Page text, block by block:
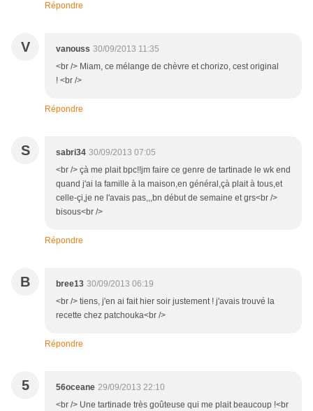
Répondre
V vanouss 30/09/2013 11:35
<br /> Miam, ce mélange de chèvre et chorizo, cest original
! <br />
Répondre
S sabri34 30/09/2013 07:05
<br /> çà me plait bpc!!jm faire ce genre de tartinade le wk end
quand j'ai la famille à la maison,en général,çà plait à tous,et
celle-çi,je ne l'avais pas,,,bn début de semaine et grs<br />
bisous<br />
Répondre
B bree13 30/09/2013 06:19
<br /> tiens, j'en ai fait hier soir justement ! j'avais trouvé la
recette chez patchouka<br />
Répondre
5 56oceane 29/09/2013 22:10
<br /> Une tartinade très goûteuse qui me plait beaucoup !<br